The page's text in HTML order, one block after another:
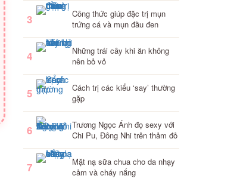
3
Công thức giúp đặc trị mụn
trứng cá và mụn đầu đen
4
Những trái cây khi ăn không
nên bỏ vỏ
5
Cách trị các kiểu ‘say’ thường
gặp
6
Trương Ngọc Ánh đọ sexy với
Chi Pu, Đông Nhi trên thảm đỏ
7
Mặt nạ sữa chua cho da nhạy
cảm và cháy nắng